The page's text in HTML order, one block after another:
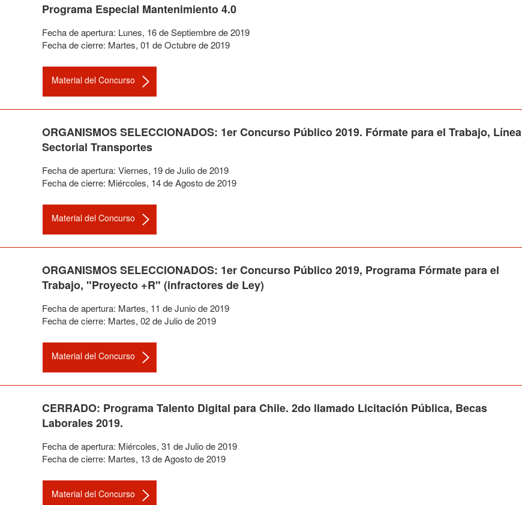
Programa Especial Mantenimiento 4.0
Fecha de apertura: Lunes, 16deSeptiembrede2019
Fecha de cierre: Martes, 01 deOctubrede2019
Material del Concurso
ORGANISMOS SELECCIONADOS: 1er Concurso Público 2019. Fórmate para el Trabajo, Línea
Sectorial Transportes
Fecha de apertura: Viernes, 19deJuliode2019
Fecha de cierre: Miércoles, 14deAgostode2019
Material del Concurso
ORGANISMOS SELECCIONADOS: 1er Concurso Público 2019, Programa Fórmate para el
Trabajo, "Proyecto +R" (infractores de Ley)
Fecha de apertura: Martes, 11 deJuniode2019
Fecha de cierre: Martes, 02deJuliode2019
Material del Concurso
CERRADO: Programa Talento Digital para Chile. 2do llamado Licitación Pública, Becas
Laborales 2019.
Fecha de apertura: Miércoles, 31 deJuliode2019
Fecha de cierre: Martes, 13deAgostode2019
Material del Concurso